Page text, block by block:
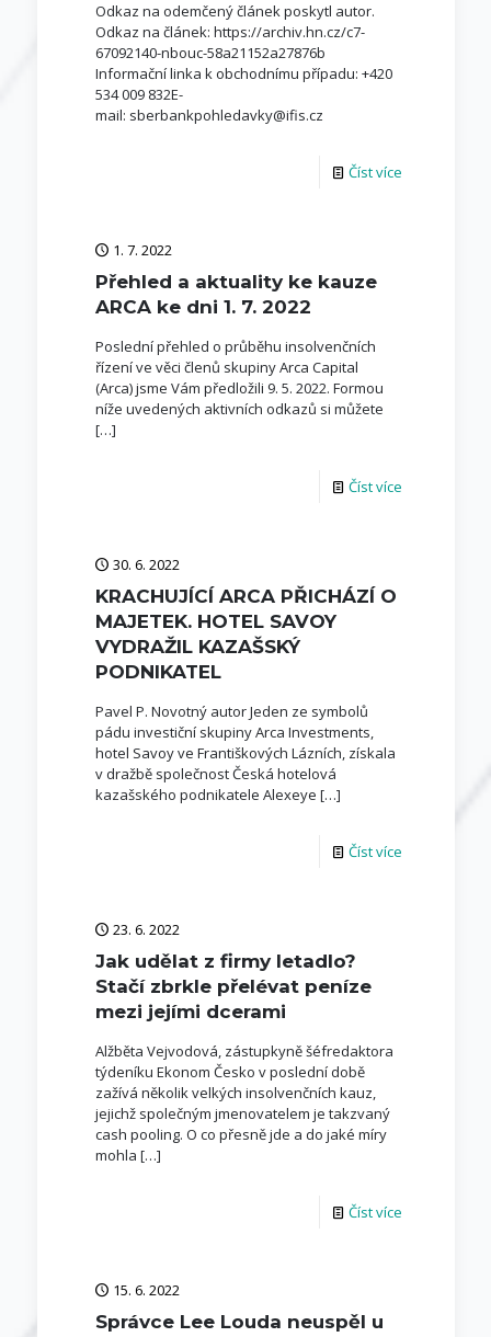
Odkaz na odemčený článek poskytl autor.
Odkaz na článek: https://archiv.hn.cz/c7-
67092140-nbouc-58a21152a27876b
Informační linka k obchodnímu případu: +420
534 009 832E-
mail: sberbankpohledavky@ifis.cz
Číst více
1. 7. 2022
Přehled a aktuality ke kauze
ARCA ke dni 1. 7. 2022
Poslední přehled o průběhu insolvenčních
řízení ve věci členů skupiny Arca Capital
(Arca) jsme Vám předložili 9. 5. 2022. Formou
níže uvedených aktivních odkazů si můžete
[…]
Číst více
30. 6. 2022
KRACHUJÍCÍ ARCA PŘICHÁZÍ O
MAJETEK. HOTEL SAVOY
VYDRAŽIL KAZAŠSKÝ
PODNIKATEL
Pavel P. Novotný autor Jeden ze symbolů
pádu investiční skupiny Arca Investments,
hotel Savoy ve Františkových Lázních, získala
v dražbě společnost Česká hotelová
kazašského podnikatele Alexeye […]
Číst více
23. 6. 2022
Jak udělat z firmy letadlo?
Stačí zbrkle přelévat peníze
mezi jejími dcerami
Alžběta Vejvodová, zástupkyně šéfredaktora
týdeníku Ekonom Česko v poslední době
zažívá několik velkých insolvenčních kauz,
jejichž společným jmenovatelem je takzvaný
cash pooling. O co přesně jde a do jaké míry
mohla […]
Číst více
15. 6. 2022
Správce Lee Louda neuspěl u